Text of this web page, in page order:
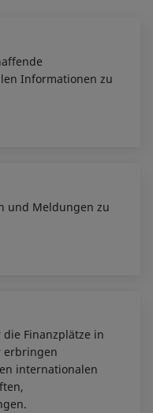
Informationen zu
und Meldungen zu
Finanzplätze in
erbringen
internationalen